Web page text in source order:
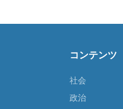
コンテンツ
社会
政治